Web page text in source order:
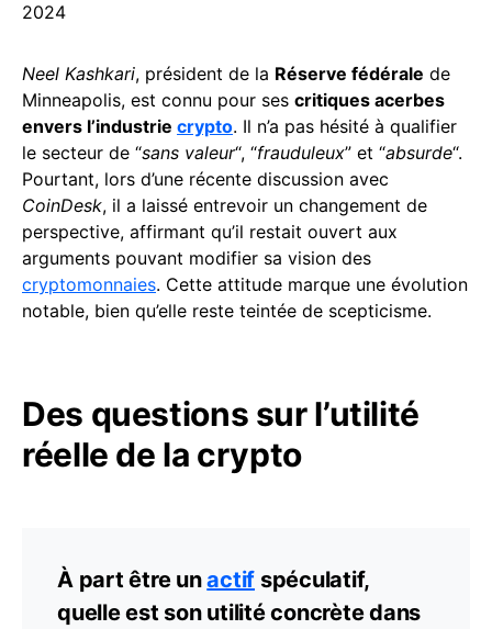
2024
Neel Kashkari, président de la Réserve fédérale de
Minneapolis, est connu pour ses critiques acerbes
envers l’industrie crypto. Il n’a pas hésité à qualifier
le secteur de “sans valeur“, “frauduleux” et “absurde“.
Pourtant, lors d’une récente discussion avec
CoinDesk, il a laissé entrevoir un changement de
perspective, affirmant qu’il restait ouvert aux
arguments pouvant modifier sa vision des
cryptomonnaies. Cette attitude marque une évolution
notable, bien qu’elle reste teintée de scepticisme.
Des questions sur l’utilité
réelle de la crypto
À part être unactif spéculatif,
quelle est son utilité concrète dans